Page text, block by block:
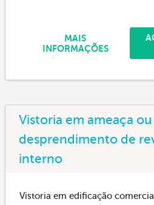
MAIS
INFORMAÇÕES
Vistoria em ameaça ou
desprendimento de
interno
Vistoria em edificação